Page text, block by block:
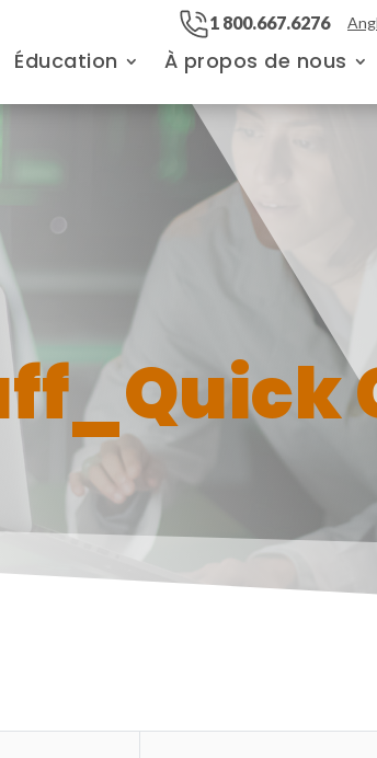
1 800.667.6276
Éducation À propos de nous